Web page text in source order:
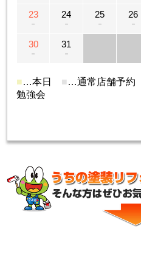
23
－
24
－
25
－
26
－
30
－
31
－
■…本日 ■ …通常店舗予約
勉強会